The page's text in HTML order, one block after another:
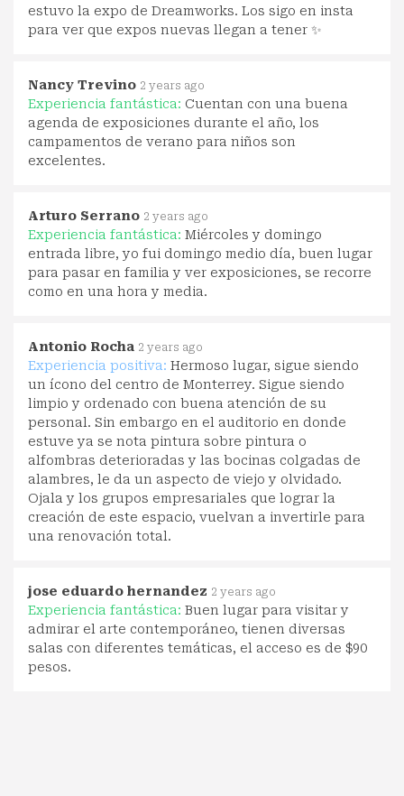
estuvo la expo de Dreamworks. Los sigo en insta
para ver que expos nuevas llegan a tener ✨
Nancy Trevino 2 years ago
Experiencia fantástica: Cuentan con una buena
agenda de exposiciones durante el año, los
campamentos de verano para niños son
excelentes.
Arturo Serrano 2 years ago
Experiencia fantástica: Miércoles y domingo
entrada libre, yo fui domingo medio día, buen lugar
para pasar en familia y ver exposiciones, se recorre
como en una hora y media.
Antonio Rocha 2 years ago
Experiencia positiva: Hermoso lugar, sigue siendo
un ícono del centro de Monterrey. Sigue siendo
limpio y ordenado con buena atención de su
personal. Sin embargo en el auditorio en donde
estuve ya se nota pintura sobre pintura o
alfombras deterioradas y las bocinas colgadas de
alambres, le da un aspecto de viejo y olvidado.
Ojala y los grupos empresariales que lograr la
creación de este espacio, vuelvan a invertirle para
una renovación total.
jose eduardo hernandez 2 years ago
Experiencia fantástica: Buen lugar para visitar y
admirar el arte contemporáneo, tienen diversas
salas con diferentes temáticas, el acceso es de $90
pesos.